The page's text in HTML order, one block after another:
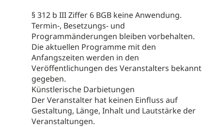
§ 312 b III Ziffer 6 BGB keine Anwendung.
Termin-, Besetzungs- und
Programmänderungen bleiben vorbehalten.
Die aktuellen Programme mit den
Anfangszeiten werden in den
Veröffentlichungen des Veranstalters bekannt
gegeben.
Künstlerische Darbietungen
Der Veranstalter hat keinen Einfluss auf
Gestaltung, Länge, Inhalt und Lautstärke der
Veranstaltungen.